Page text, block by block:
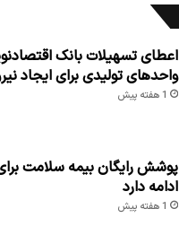
اعطای تسهیلات بانک
واحدهای تولیدی برای ایجاد
1 هفته پیش
پوشش رایگان بیمه سلامت
ادامه دارد
1 هفته پیش